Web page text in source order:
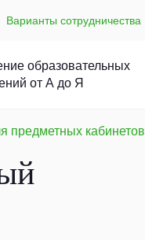
Варианты сотрудничества
образовательных
от А до Я
предметных кабинетов